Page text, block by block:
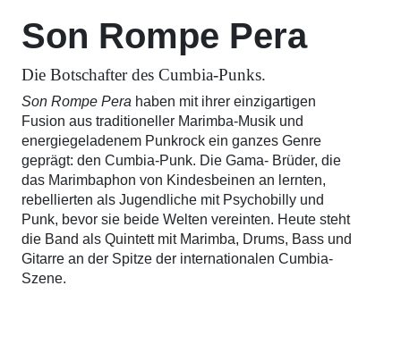
Son Rompe Pera
Die Botschafter des Cumbia-Punks.
Son Rompe Pera haben mit ihrer einzigartigen
Fusion aus traditioneller Marimba-Musik und
energiegeladenem Punkrock ein ganzes Genre
geprägt: den Cumbia-Punk. Die Gama- Brüder, die
das Marimbaphon von Kindesbeinen an lernten,
rebellierten als Jugendliche mit Psychobilly und
Punk, bevor sie beide Welten vereinten. Heute steht
die Band als Quintett mit Marimba, Drums, Bass und
Gitarre an der Spitze der internationalen Cumbia-
Szene.